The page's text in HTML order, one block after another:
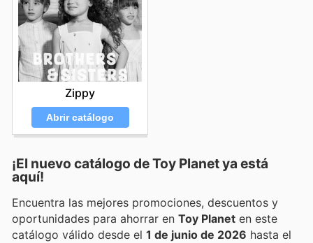
Zippy
Abrir catálogo
¡El nuevo catálogo deToy Planetya está
aquí!
Encuentra las mejores promociones, descuentos y
oportunidades para ahorrar en Toy Planet en este
catálogo válido desde el 1 de junio de 2026 hasta el